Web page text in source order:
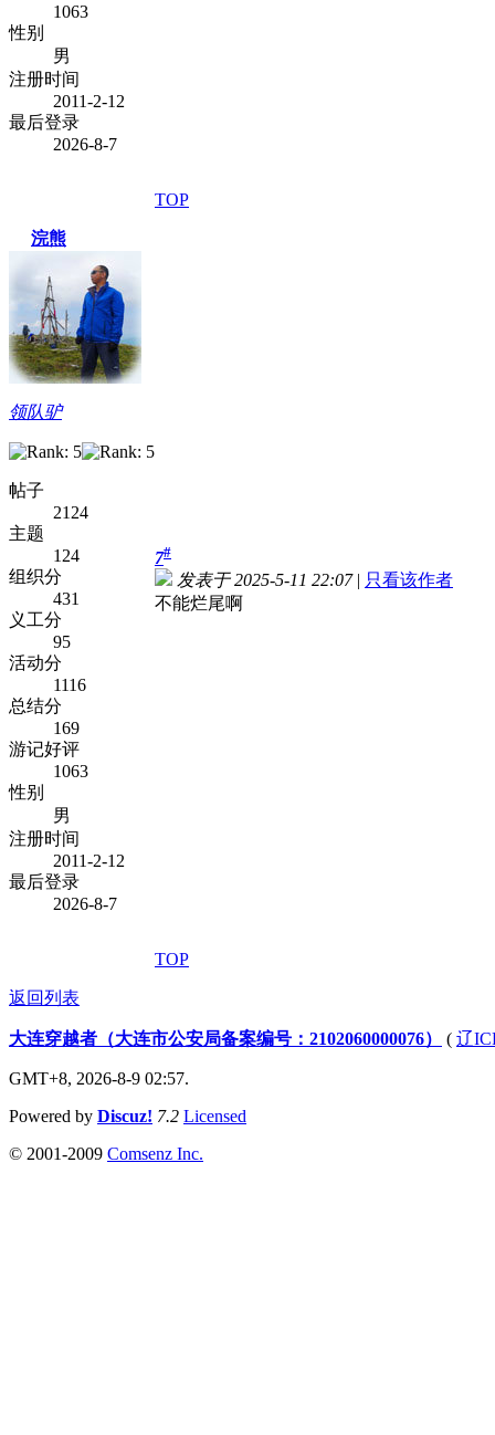
1063
性别
男
注册时间
2011-2-12
最后登录
2026-8-7
TOP
浣熊
领队驴
帖子
2124
主题
124
组织分
431
义工分
95
活动分
1116
总结分
169
游记好评
1063
性别
男
注册时间
2011-2-12
最后登录
2026-8-7
7#
发表于 2025-5-11 22:07| 只看该作者
不能烂尾啊
TOP
返回列表
大连穿越者（大连市公安局备案编号：2102060000076） ( 辽
GMT+8, 2026-8-9 02:57.
Powered by Discuz! 7.2 Licensed
© 2001-2009 Comsenz Inc.